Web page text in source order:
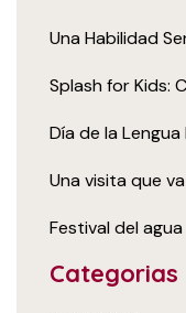
Una Habilidad
Splash for Kids:
Día de la
Una visita que
Festival del agua
Categorias